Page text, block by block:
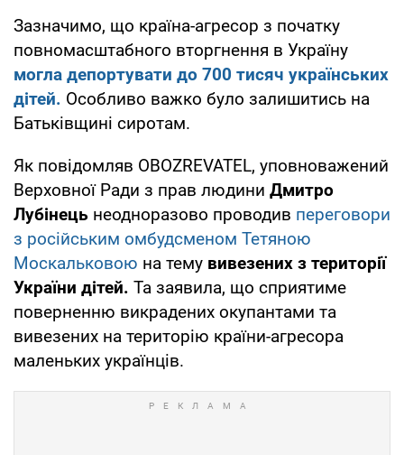
Зазначимо, що країна-агресор з початку
повномасштабного вторгнення в Україну
могла депортувати до 700 тисяч українських
дітей. Особливо важко було залишитись на
Батьківщині сиротам.
Як повідомляв OBOZREVATEL, уповноважений
Верховної Ради з прав людини Дмитро
Лубінець неодноразово проводив переговори
з російським омбудсменом Тетяною
Москальковою на тему вивезених з території
України дітей. Та заявила, що сприятиме
поверненню викрадених окупантами та
вивезених на територію країни-агресора
маленьких українців.